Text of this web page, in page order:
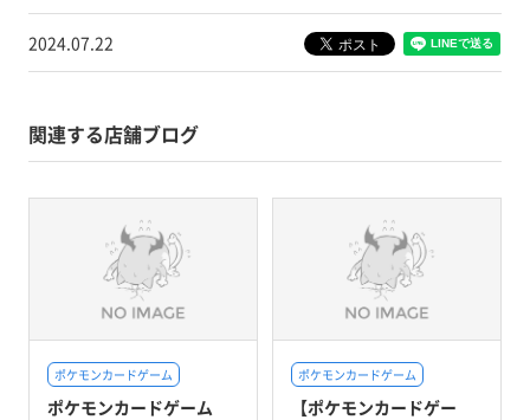
2024.07.22
関連する店舗ブログ
ポケモンカードゲーム
ポケモンカードゲーム
ポケモンカードゲーム
【ポケモンカードゲー